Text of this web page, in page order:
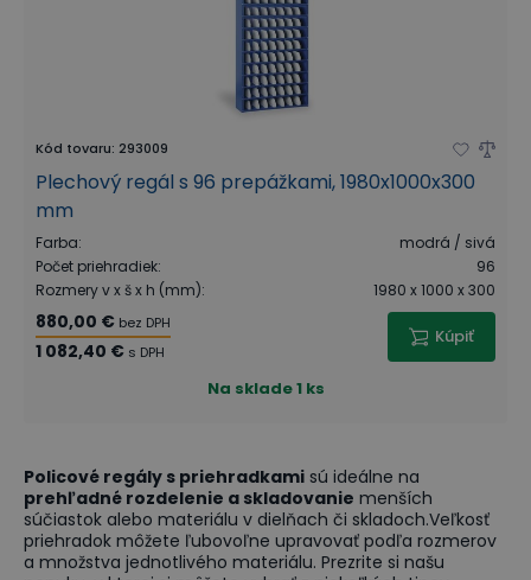
Kód tovaru: 293009
Plechový regál s 96 prepážkami, 1980x1000x300
mm
Farba:
modrá / sivá
Počet priehradiek:
96
Rozmery v x š x h (mm): 1980 x 1000 x 300
880,00 € bez DPH
1 082,40 € s DPH
Kúpiť
Na sklade1 ks
Policové regály s priehradkami sú ideálne na
prehľadné rozdelenie a skladovanie menších
súčiastok alebo materiálu v dielňach či skladoch.Veľkosť
priehradok môžete ľubovoľne upravovať podľa rozmerov
a množstva jednotlivého materiálu. Prezrite si našu